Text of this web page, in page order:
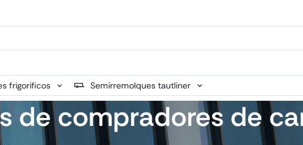
frigorificos Semirremolques tautliner
de compradores de